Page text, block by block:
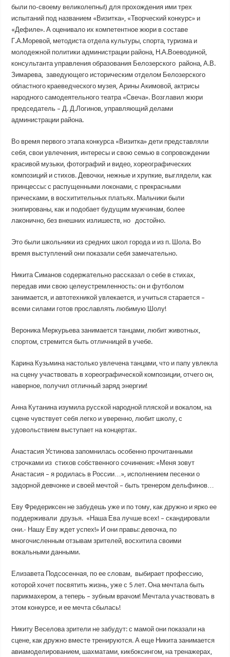
были по-своему великолепны!) для прохождения ими трех
испытаний под названием «Визитка», «Творческий конкурс» и
«Дефиле». А оценивало их компетентное жюри в составе
Г.А.Моревой, методиста отдела культуры, спорта, туризма и
молодежной политики администрации района, Н.А.Воеводиной,
консультанта управления образования Белозерского района, А.В.
Зимарева, заведующего историческим отделом Белозерского
областного краеведческого музея, Арины Акимовой, актрисы
народного самодеятельного театра «Свеча». Возглавил жюри
председатель – Д. Д.Логинов, управляющий делами
администрации района.
Во время первого этапа конкурса «Визитка» дети представляли
себя, свои увлечения, интересы и свою семью в сопровождении
красивой музыки, фотографий и видео, хореографических
композиций и стихов. Девочки, нежные и хрупкие, выглядели, как
принцессы: с распущенными локонами, с прекрасными
прическами, в восхитительных платьях. Мальчики были
экипированы, как и подобает будущим мужчинам, более
лаконично, без внешних излишеств, но достойно.
Это были школьники из средних школ города и из п. Шола. Во
время выступлений они показали себя замечательно.
Никита Симанов содержательно рассказал о себе в стихах,
передав ими свою целеустремленность: он и футболом
занимается, и автотехникой увлекается, и учиться старается –
всеми силами готов прославлять любимую Шолу!
Вероника Меркурьева занимается танцами, любит животных,
спортом, стремится быть отличницей в учебе.
Карина Кузьмина настолько увлечена танцами, что и папу увлекла
на сцену участвовать в хореографической композиции, отчего он,
наверное, получил отличный заряд энергии!
Анна Кутанина изумила русской народной пляской и вокалом, на
сцене чувствует себя легко и уверенно, любит школу, с
удовольствием выступает на концертах.
Анастасия Устинова запомнилась особенно прочитанными
строчками из стихов собственного сочинения: «Меня зовут
Анастасия – я родилась в России…», исполнением песенки о
задорной девчонке и своей мечтой – быть тренером дельфинов…
Еву Фредериксен не забудешь уже и по тому, как дружно и ярко ее
поддерживали друзья. «Наша Ева лучше всех! – скандировали
они.- Нашу Еву ждет успех!» И они правы: девочка, по
многочисленным отзывам зрителей, восхитила своими
вокальными данными.
Елизавета Подсосенная, по ее словам, выбирает профессию,
которой хочет посвятить жизнь, уже с 5 лет. Она мечтала быть
парикмахером, а теперь – зубным врачом! Мечтала участвовать в
этом конкурсе, и ее мечта сбылась!
Никиту Веселова зрители не забудут: с мамой они показали на
сцене, как дружно вместе тренируются. А еще Никита занимается
авиамоделированием, шахматами, кикбоксингом, на тренажерах,